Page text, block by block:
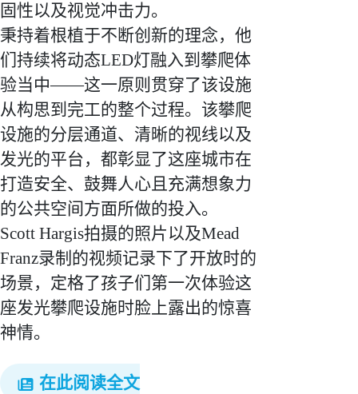
固性以及视觉冲击力。
秉持着根植于不断创新的理念，他
们持续将动态LED灯融入到攀爬体
验当中——这一原则贯穿了该设施
从构思到完工的整个过程。该攀爬
设施的分层通道、清晰的视线以及
发光的平台，都彰显了这座城市在
打造安全、鼓舞人心且充满想象力
的公共空间方面所做的投入。
Scott Hargis拍摄的照片以及Mead
Franz录制的视频记录下了开放时的
场景，定格了孩子们第一次体验这
座发光攀爬设施时脸上露出的惊喜
神情。
在此阅读全文